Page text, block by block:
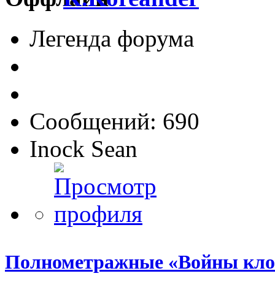
Легенда форума
Сообщений: 690
Inock Sean
Полнометражные «Войны